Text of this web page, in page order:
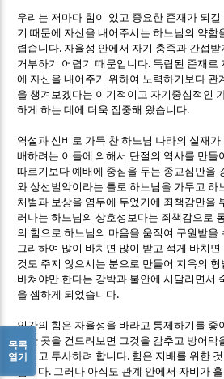
우리는 저마다 힘이 있고 중요한 존재가 되
기 때문에 자신을 내어주시는 하느님의 약함
렵습니다.자율성 안에서 자기 충족과 간섭
거부하기 어렵기 때문입니다. 독립된 존재로
에 자신을 내어주기 위하여 노력하기보다 관
을 챙겨보겠다는 이기적이고 자기중심적인
하게 하는 데에 더욱 집중해 왔습니다.
역설과 신비로 가득 찬 하느님 나라의 실재
배하려는 이들에 의해서 단절의 역사를 만들
따르기보다 예배에 중심을 두는 종교심만을
와 상선벌악이라는 틀로 하느님을 가두고 하
처벌과 보상을 염두에 두었기에 죄책감만을
러나는 하느님의 상호성보다는 죄책감으로
의 힘으로 하느님의 마음을 움직여 구원받을
그리하여 많이 바치면 많이 받고 적게 바치
것도 주지 않으시는 분으로 만들어 지옥의
바쳐야만 한다는 강박과 불안에 시달리면서
을 셈하게 되었습니다.
인간의 힘은 자율성을 바라고 통제하기를 좋
약한 곳을 건드려보면 그것을 감추고 방어막
돌리고 투사하려 합니다. 힘은 지배를 위한
입니다. 그러나 아직도 관계 안에서 자비가
목록
열기